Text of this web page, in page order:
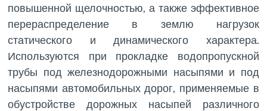
повышенной щелочностью, а также эффективное
перераспределение в землю нагрузок
статического и динамического характера.
Используются при прокладке водопропускной
трубы под железнодорожными насыпями и под
насыпями автомобильных дорог, применяемые в
обустройстве дорожных насыпей различного